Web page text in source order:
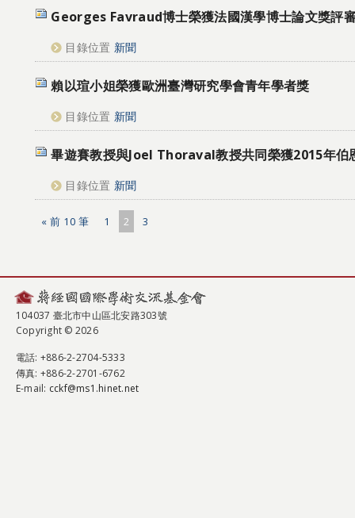
Georges Favraud博士榮獲法國漢學博士論文獎評
目錄位置 新聞
賴以瑄小姐榮獲歐洲臺灣研究學會青年學者獎
目錄位置 新聞
畢遊賽教授與Joel Thoraval教授共同榮獲2015年伯
目錄位置 新聞
« 前 10 筆 1 2 3
104037 臺北市中山區北安路303號
Copyright © 2026
電話: +886-2-2704-5333
傳真: +886-2-2701-6762
E-mail: cckf@ms1.hinet.net